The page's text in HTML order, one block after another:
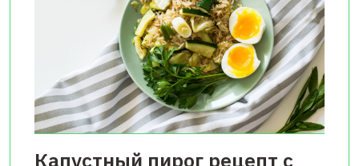
Капустный пирог рецепт с